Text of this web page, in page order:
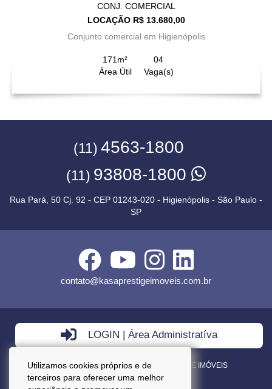
Utilizamos cookies próprios e de
terceiros para oferecer uma melhor
CONJ. COMERCIAL
LOCAÇÃO R$ 13.680,00
Conjunto comercial em Higienópolis
171m²
Área Útil
04
Vaga(s)
(11) 4563-1800
(11) 93808-1800
Rua Pará, 50 Cj. 92 - CEP 01243-020 - Higienópolis - São Paulo -
SP
contato@kasaprestigeimoveis.com.br
LOGIN | Área Administratíva
VENDA - LOCAÇÃO - ADMINISTRAÇÃO DE IMÓVEIS